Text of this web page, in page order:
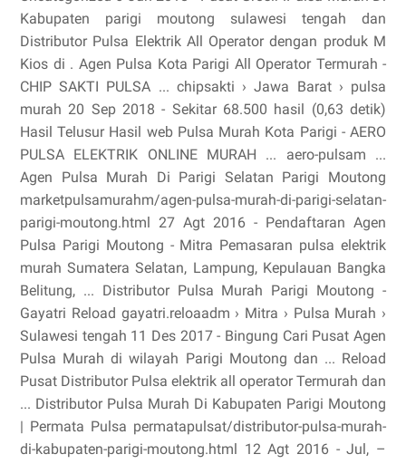
Kabupaten parigi moutong sulawesi tengah dan
Distributor Pulsa Elektrik All Operator dengan produk M
Kios di . Agen Pulsa Kota Parigi All Operator Termurah -
CHIP SAKTI PULSA ... chipsakti › Jawa Barat › pulsa
murah 20 Sep 2018 - Sekitar 68.500 hasil (0,63 detik)
Hasil Telusur Hasil web Pulsa Murah Kota Parigi - AERO
PULSA ELEKTRIK ONLINE MURAH ... aero-pulsam ...
Agen Pulsa Murah Di Parigi Selatan Parigi Moutong
marketpulsamurahm/agen-pulsa-murah-di-parigi-selatan-
parigi-moutong.html 27 Agt 2016 - Pendaftaran Agen
Pulsa Parigi Moutong - Mitra Pemasaran pulsa elektrik
murah Sumatera Selatan, Lampung, Kepulauan Bangka
Belitung, ... Distributor Pulsa Murah Parigi Moutong -
Gayatri Reload gayatri.reloaadm › Mitra › Pulsa Murah ›
Sulawesi tengah 11 Des 2017 - Bingung Cari Pusat Agen
Pulsa Murah di wilayah Parigi Moutong dan ... Reload
Pusat Distributor Pulsa elektrik all operator Termurah dan
... Distributor Pulsa Murah Di Kabupaten Parigi Moutong
| Permata Pulsa permatapulsat/distributor-pulsa-murah-
di-kabupaten-parigi-moutong.html 12 Agt 2016 - Jul, –